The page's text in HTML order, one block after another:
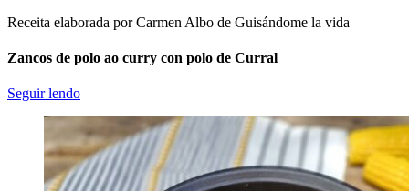
Receita elaborada por Carmen Albo de Guisándome la vida
Zancos de polo ao curry con polo de Curral
Seguir lendo